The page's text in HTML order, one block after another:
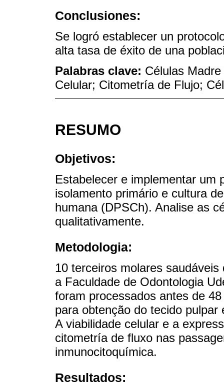
Conclusiones:
Se logró establecer un
alta tasa de éxito de una
Palabras clave: Células
Celular; Citometría de Flujo;
RESUMO
Objetivos:
Estabelecer e implementar um
isolamento primário e cultura
humana (DPSCh). Analise as
qualitativamente.
Metodologia:
10 terceiros molares
a Faculdade de Odontologia
foram processados ​​antes de
para obtenção do tecido
A viabilidade celular e a
citometría de fluxo nas
inmunocitoquímica.
Resultados: